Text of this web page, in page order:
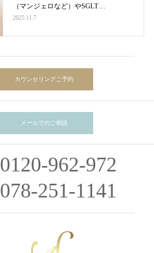
（マンジェロなど）やSGLT…
2025.11.7
カウンセリングご予約
メールでのご相談
0120-962-972
078-251-1141